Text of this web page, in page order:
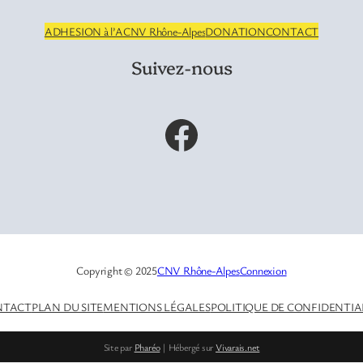
ADHESION à l’ACNV Rhône-AlpesDONATIONCONTACT
Suivez-nous
Facebook
Copyright © 2025CNV Rhône-AlpesConnexion
PLAN DU SITEMENTIONS LÉGALESPOLITIQUE DE
Site par Pharéo| Hébergé surVivarais.net